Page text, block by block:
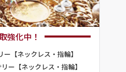
強化中！
ー【ネックレス・指輪】
ー【ネックレス・指輪】